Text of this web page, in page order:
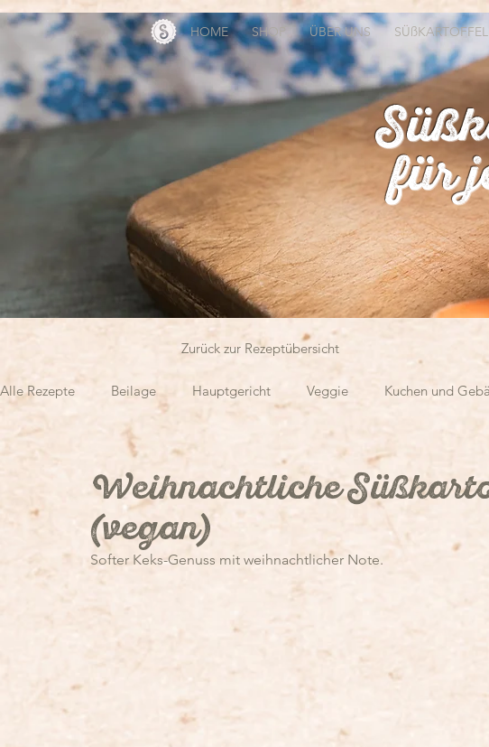
HOME SHOP ÜBER UNS
für
Zurück zur Rezeptübersicht
Alle Rezepte Beilage Hauptgericht Veggie Kuchen und
Aus dem Kochtopf Aus der Pfanne
Kürbis
Weihnachtliche
(vegan)
Softer Keks-Genuss mit weihnachtlicher Note.